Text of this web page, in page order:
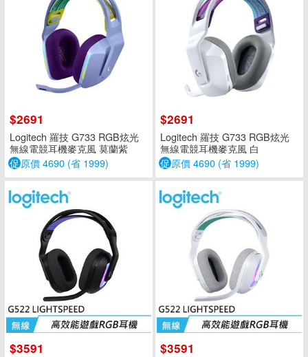
$2691
Logitech 羅技 G733 RGB炫光
無線電競耳機麥克風 莫蘭紫
促原價 4690 (省 1999)
$2691
Logitech 羅技 G733 RGB炫光
無線電競耳機麥克風 白
促原價 4690 (省 1999)
$3591 $3591